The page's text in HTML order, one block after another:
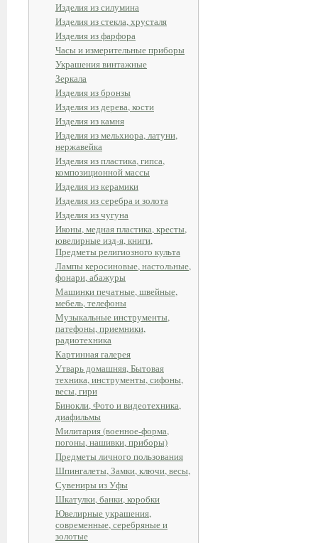
Изделия из силумина
Изделия из стекла, хрусталя
Изделия из фарфора
Часы и измерительные приборы
Украшения винтажные
Зеркала
Изделия из бронзы
Изделия из дерева, кости
Изделия из камня
Изделия из мельхиора, латуни,
нержавейка
Изделия из пластика, гипса,
композиционной массы
Изделия из керамики
Изделия из серебра и золота
Изделия из чугуна
Иконы, медная пластика, кресты,
ювелирные изд-я, книги,
Предметы религиозного культа
Лампы керосиновые, настольные,
фонари, абажуры
Машинки печатные, швейные,
мебель, телефоны
Музыкальные инструменты,
патефоны, приемники,
радиотехника
Картинная галерея
Утварь домашняя, Бытовая
техника, инструменты, сифоны,
весы, гири
Бинокли, Фото и видеотехника,
диафильмы
Милитария (военное-форма,
погоны, нашивки, приборы)
Предметы личного пользования
Шпингалеты, Замки, ключи, весы,
Сувениры из Уфы
Шкатулки, банки, коробки
Ювелирные украшения,
современные, серебряные и
золотые